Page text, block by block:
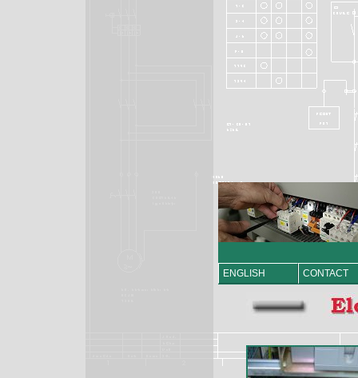
ENGLISH CONTACT